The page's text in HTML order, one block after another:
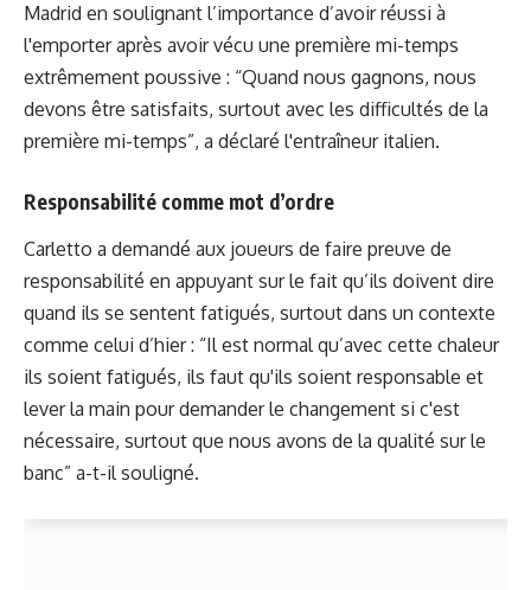
Madrid en soulignant l’importance d’avoir réussi à
l'emporter après avoir vécu une première mi-temps
extrêmement poussive : “Quand nous gagnons, nous
devons être satisfaits, surtout avec les difficultés de la
première mi-temps”, a déclaré l'entraîneur italien.
Responsabilité comme mot d’ordre
Carletto a demandé aux joueurs de faire preuve de
responsabilité en appuyant sur le fait qu’ils doivent dire
quand ils se sentent fatigués, surtout dans un contexte
comme celui d’hier : “Il est normal qu’avec cette chaleur
ils soient fatigués, ils faut qu'ils soient responsable et
lever la main pour demander le changement si c'est
nécessaire, surtout que nous avons de la qualité sur le
banc” a-t-il souligné.